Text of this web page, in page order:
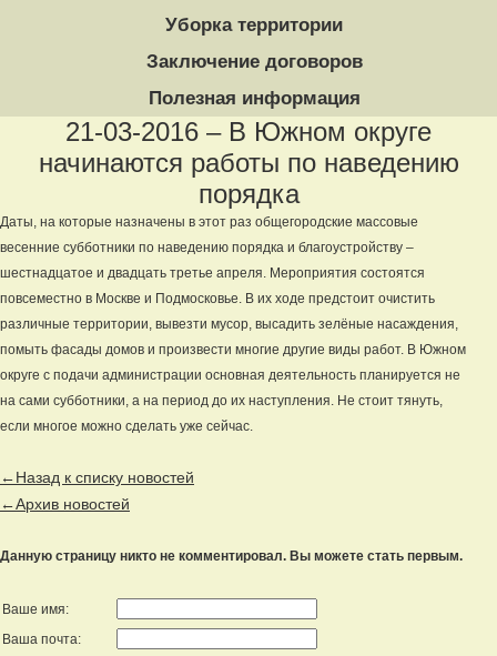
Уборка территории
Заключение договоров
Полезная информация
21-03-2016 – В Южном округе
начинаются работы по наведению
порядка
Даты, на которые назначены в этот раз общегородские массовые
весенние субботники по наведению порядка и благоустройству –
шестнадцатое и двадцать третье апреля. Мероприятия состоятся
повсеместно в Москве и Подмосковье. В их ходе предстоит очистить
различные территории, вывезти мусор, высадить зелёные насаждения,
помыть фасады домов и произвести многие другие виды работ. В Южном
округе с подачи администрации основная деятельность планируется не
на сами субботники, а на период до их наступления. Не стоит тянуть,
если многое можно сделать уже сейчас.
←Назад к списку новостей
←Архив новостей
Данную страницу никто не комментировал. Вы можете стать первым.
Ваше имя:
Ваша почта: